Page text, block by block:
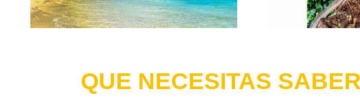
QUE NECESITAS